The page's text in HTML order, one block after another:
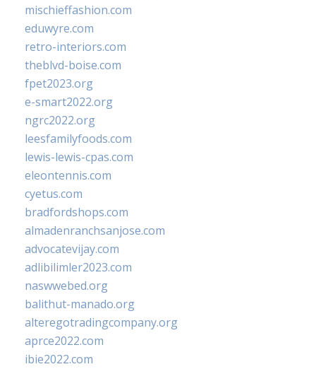
mischieffashion.com
eduwyre.com
retro-interiors.com
theblvd-boise.com
fpet2023.org
e-smart2022.org
ngrc2022.org
leesfamilyfoods.com
lewis-lewis-cpas.com
eleontennis.com
cyetus.com
bradfordshops.com
almadenranchsanjose.com
advocatevijay.com
adlibilimler2023.com
naswwebed.org
balithut-manado.org
alteregotradingcompany.org
aprce2022.com
ibie2022.com